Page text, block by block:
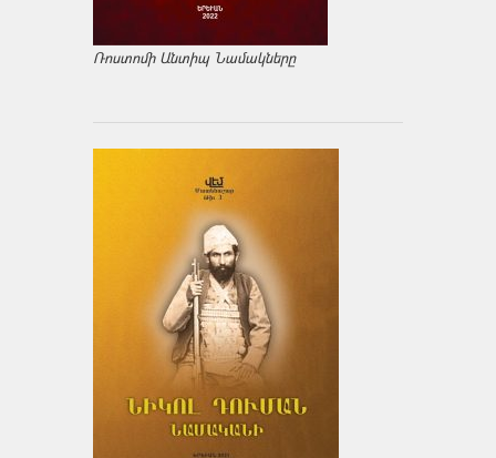
Ռոստոմի Անտիպ Նամակները